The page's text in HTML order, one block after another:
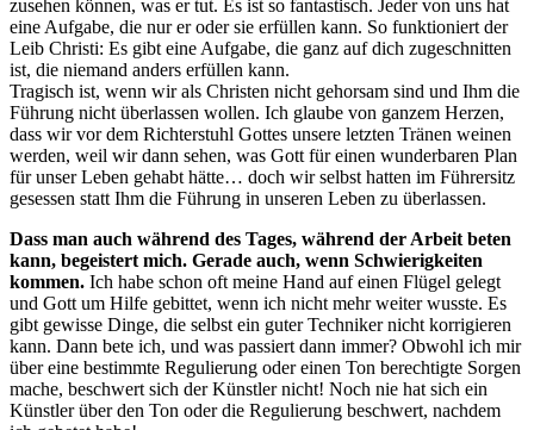
zusehen können, was er tut. Es ist so fantastisch. Jeder von uns hat
eine Aufgabe, die nur er oder sie erfüllen kann. So funktioniert der
Leib Christi: Es gibt eine Aufgabe, die ganz auf dich zugeschnitten
ist, die niemand anders erfüllen kann.
Tragisch ist, wenn wir als Christen nicht gehorsam sind und Ihm die
Führung nicht überlassen wollen. Ich glaube von ganzem Herzen,
dass wir vor dem Richterstuhl Gottes unsere letzten Tränen weinen
werden, weil wir dann sehen, was Gott für einen wunderbaren Plan
für unser Leben gehabt hätte… doch wir selbst hatten im Führersitz
gesessen statt Ihm die Führung in unseren Leben zu überlassen.
Dass man auch während des Tages, während der Arbeit beten
kann, begeistert mich. Gerade auch, wenn Schwierigkeiten
kommen. Ich habe schon oft meine Hand auf einen Flügel gelegt
und Gott um Hilfe gebittet, wenn ich nicht mehr weiter wusste. Es
gibt gewisse Dinge, die selbst ein guter Techniker nicht korrigieren
kann. Dann bete ich, und was passiert dann immer? Obwohl ich mir
über eine bestimmte Regulierung oder einen Ton berechtigte Sorgen
mache, beschwert sich der Künstler nicht! Noch nie hat sich ein
Künstler über den Ton oder die Regulierung beschwert, nachdem